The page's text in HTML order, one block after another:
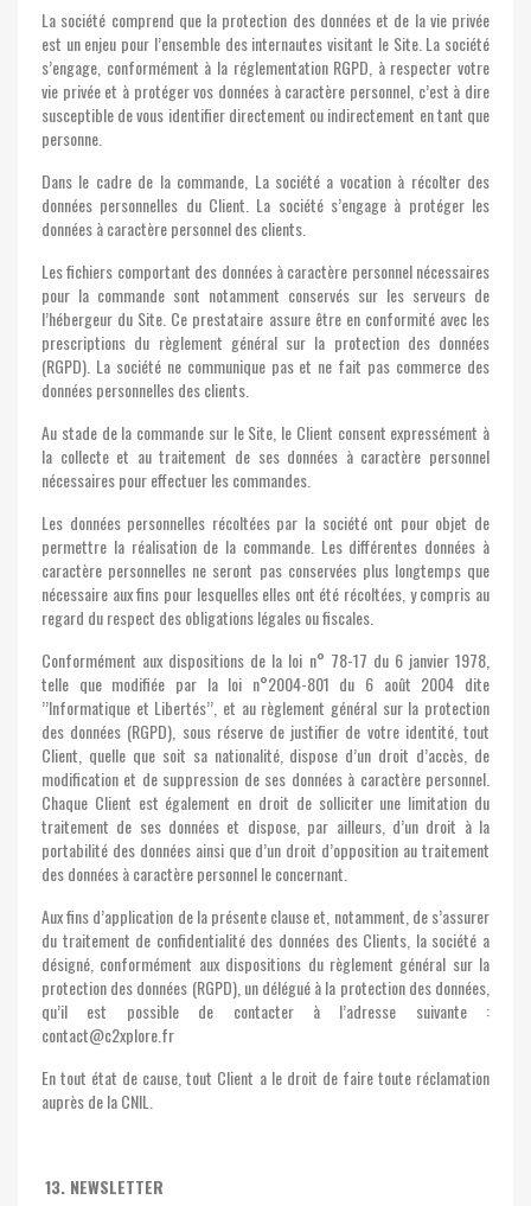
La société comprend que la protection des données et de la vie privée
est un enjeu pour l’ensemble des internautes visitant le Site. La société
s’engage, conformément à la réglementation RGPD, à respecter votre
vie privée et à protéger vos données à caractère personnel, c’est à dire
susceptible de vous identifier directement ou indirectement en tant que
personne.
Dans le cadre de la commande, La société a vocation à récolter des
données personnelles du Client. La société s’engage à protéger les
données à caractère personnel des clients.
Les fichiers comportant des données à caractère personnel nécessaires
pour la commande sont notamment conservés sur les serveurs de
l’hébergeur du Site. Ce prestataire assure être en conformité avec les
prescriptions du règlement général sur la protection des données
(RGPD). La société ne communique pas et ne fait pas commerce des
données personnelles des clients.
Au stade de la commande sur le Site, le Client consent expressément à
la collecte et au traitement de ses données à caractère personnel
nécessaires pour effectuer les commandes.
Les données personnelles récoltées par la société ont pour objet de
permettre la réalisation de la commande. Les différentes données à
caractère personnelles ne seront pas conservées plus longtemps que
nécessaire aux fins pour lesquelles elles ont été récoltées, y compris au
regard du respect des obligations légales ou fiscales.
Conformément aux dispositions de la loi n° 78-17 du 6 janvier 1978,
telle que modifiée par la loi n°2004-801 du 6 août 2004 dite
’’Informatique et Libertés’’, et au règlement général sur la protection
des données (RGPD), sous réserve de justifier de votre identité, tout
Client, quelle que soit sa nationalité, dispose d’un droit d’accès, de
modification et de suppression de ses données à caractère personnel.
Chaque Client est également en droit de solliciter une limitation du
traitement de ses données et dispose, par ailleurs, d’un droit à la
portabilité des données ainsi que d’un droit d’opposition au traitement
des données à caractère personnel le concernant.
Aux fins d’application de la présente clause et, notamment, de s’assurer
du traitement de confidentialité des données des Clients, la société a
désigné, conformément aux dispositions du règlement général sur la
protection des données (RGPD), un délégué à la protection des données,
qu’il est possible de contacter à l’adresse suivante :
contact@c2xplore.fr
En tout état de cause, tout Client a le droit de faire toute réclamation
auprès de la CNIL.
13. NEWSLETTER